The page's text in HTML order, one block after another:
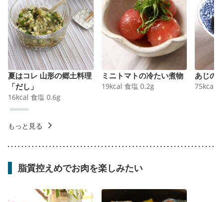
夏はコレ 山形の郷土料理
「だし」
16kcal 食塩 0.6g
ミニトマトの冷たい煮物
19kcal 食塩 0.2g
あじの
75kcal
もっと見る
脂質控えめでお肉を楽しみたい